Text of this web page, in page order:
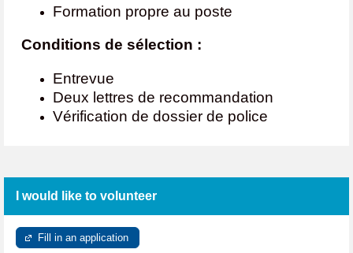
Formation propre au poste
Conditions de sélection :
Entrevue
Deux lettres de recommandation
Vérification de dossier de police
I would like to volunteer
Fill in an application